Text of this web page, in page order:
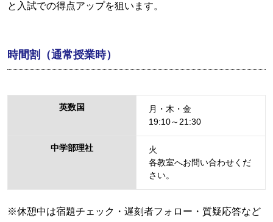
と入試での得点アップを狙います。
時間割（通常授業時）
英数国
月・木・金
19:10～21:30
中学部理社
火
各教室へお問い合わせくだ
さい。
※休憩中は宿題チェック・遅刻者フォロー・質疑応答など